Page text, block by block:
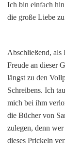
Ich bin einfach
die große Liebe
Abschließend, als
Freude an dieser
längst zu den
Schreibens. Ich
mich bei ihm
die Bücher von
zulegen, denn
dieses Prickeln